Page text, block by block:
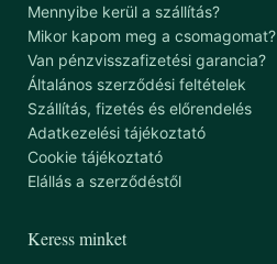
Mennyibe kerül a szállítás?
Mikor kapom meg a csomagomat?
Van pénzvisszafizetési garancia?
Általános szerződési feltételek
Szállítás, fizetés és előrendelés
Adatkezelési tájékoztató
Cookie tájékoztató
Elállás a szerződéstől
Keress minket